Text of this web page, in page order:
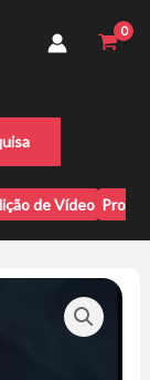
de Vídeo